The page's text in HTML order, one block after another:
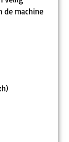
de machine